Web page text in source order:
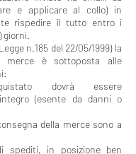
e applicare al collo) in
rispedire il tutto entro i
giorni.
n.185 del 22/05/1999) la
merce è sottoposta alle
dovrà essere
(esente da danni o
della merce sono a
spediti, in posizione ben